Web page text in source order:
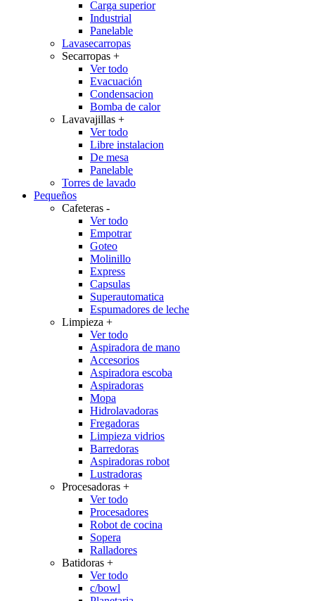
Carga superior
Industrial
Panelable
Lavasecarropas
Secarropas +
Ver todo
Evacuación
Condensacion
Bomba de calor
Lavavajillas +
Ver todo
Libre instalacion
De mesa
Panelable
Torres de lavado
Pequeños
Cafeteras -
Ver todo
Empotrar
Goteo
Molinillo
Express
Capsulas
Superautomatica
Espumadores de leche
Limpieza +
Ver todo
Aspiradora de mano
Accesorios
Aspiradora escoba
Aspiradoras
Mopa
Hidrolavadoras
Fregadoras
Limpieza vidrios
Barredoras
Aspiradoras robot
Lustradoras
Procesadoras +
Ver todo
Procesadores
Robot de cocina
Sopera
Ralladores
Batidoras +
Ver todo
c/bowl